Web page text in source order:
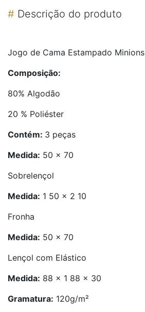
# Descrição do produto
Jogo de Cama Estampado Minions
Composição:
80% Algodão
20 % Poliéster
Contém: 3 peças
Medida: 50 x 70
Sobrelençol
Medida: 1 50 x 2 10
Fronha
Medida: 50 x 70
Lençol com Elástico
Medida: 88 x 1 88 x 30
Gramatura: 120g/m²